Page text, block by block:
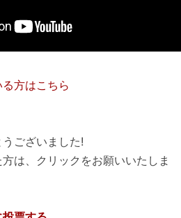
方はこちら
ございました!
は、クリックをお願いいたしま